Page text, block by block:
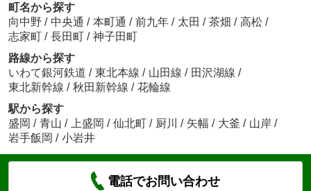
町名から探す
向中野 / 中央通 / 本町通 / 前九年 / 太田 / 茶畑 / 高松 /
志家町 / 長田町 / 神子田町
路線から探す
いわて銀河鉄道 / 東北本線 / 山田線 / 田沢湖線 /
東北新幹線 / 秋田新幹線 / 花輪線
駅から探す
盛岡 / 青山 / 上盛岡 / 仙北町 / 厨川 / 矢幅 / 大釜 / 山岸 /
岩手飯岡 / 小岩井
電話でお問い合わせ